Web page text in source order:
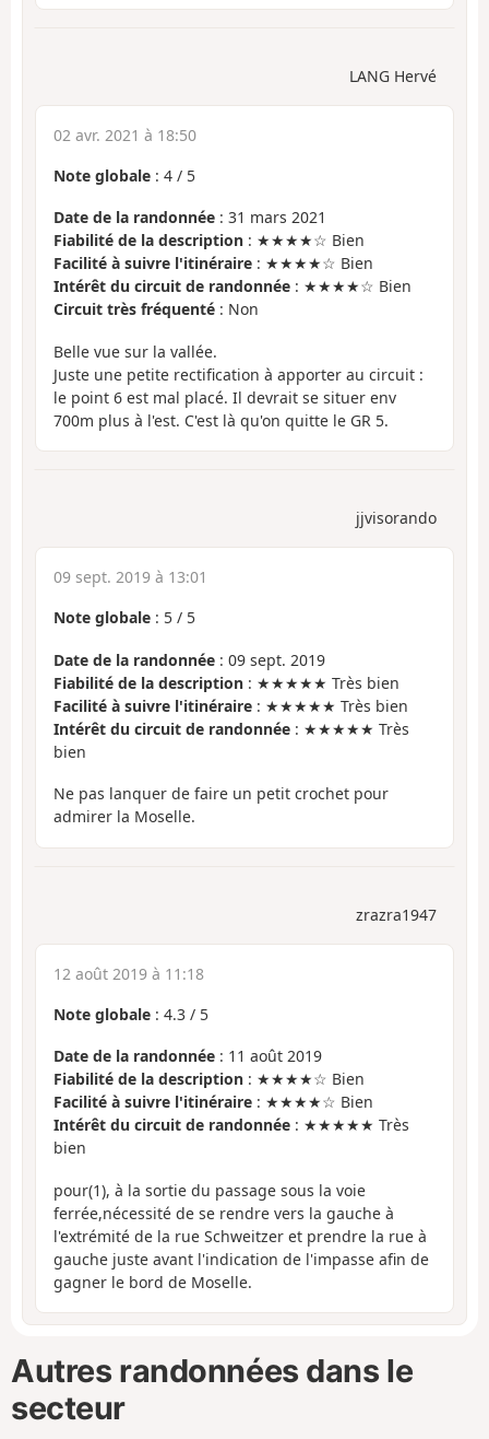
LANG Hervé
02 avr. 2021 à 18:50
Note globale : 4 / 5
Date de la randonnée : 31 mars 2021
Fiabilité de la description : ★★★★☆ Bien
Facilité à suivre l'itinéraire : ★★★★☆ Bien
Intérêt du circuit de randonnée : ★★★★☆ Bien
Circuit très fréquenté : Non
Belle vue sur la vallée.
Juste une petite rectification à apporter au circuit :
le point 6 est mal placé. Il devrait se situer env
700m plus à l'est. C'est là qu'on quitte le GR 5.
jjvisorando
09 sept. 2019 à 13:01
Note globale : 5 / 5
Date de la randonnée : 09 sept. 2019
Fiabilité de la description : ★★★★★ Très bien
Facilité à suivre l'itinéraire : ★★★★★ Très bien
Intérêt du circuit de randonnée : ★★★★★ Très
bien
Ne pas lanquer de faire un petit crochet pour
admirer la Moselle.
zrazra1947
12 août 2019 à 11:18
Note globale : 4.3 / 5
Date de la randonnée : 11 août 2019
Fiabilité de la description : ★★★★☆ Bien
Facilité à suivre l'itinéraire : ★★★★☆ Bien
Intérêt du circuit de randonnée : ★★★★★ Très
bien
pour(1), à la sortie du passage sous la voie
ferrée,nécessité de se rendre vers la gauche à
l'extrémité de la rue Schweitzer et prendre la rue à
gauche juste avant l'indication de l'impasse afin de
gagner le bord de Moselle.
Autres randonnées dans le
secteur